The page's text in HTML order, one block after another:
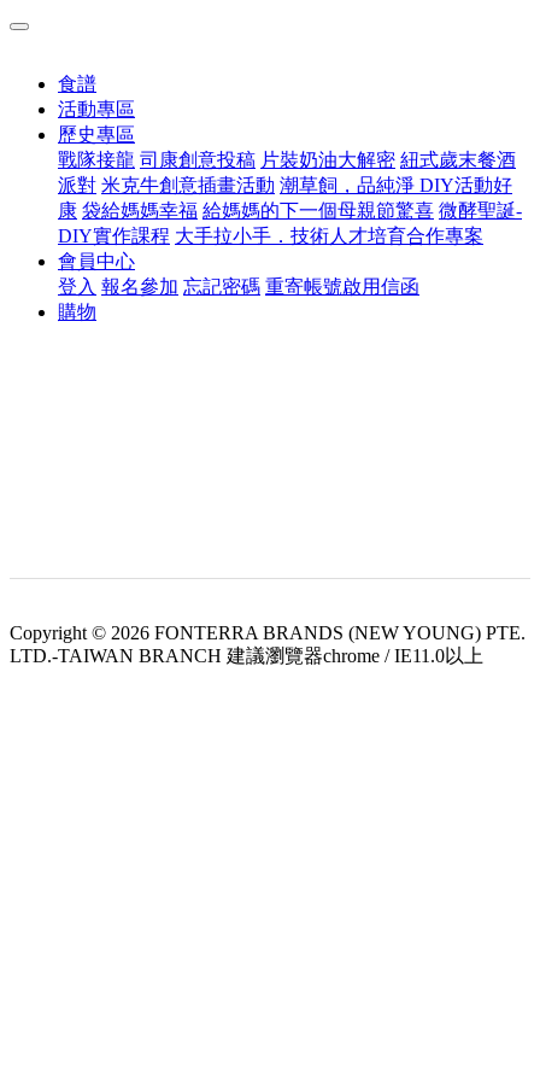
食譜
活動專區
歷史專區
戰隊接龍 司康創意投稿 片裝奶油大解密 紐式歲末餐酒
派對 米克牛創意插畫活動 潮草飼，品純淨 DIY活動好
康 袋給媽媽幸福 給媽媽的下一個母親節驚喜 微酵聖誕-
DIY實作課程 大手拉小手．技術人才培育合作專案
會員中心
登入 報名參加 忘記密碼 重寄帳號啟用信函
購物
Copyright © 2026 FONTERRA BRANDS (NEW YOUNG) PTE.
LTD.-TAIWAN BRANCH 建議瀏覽器chrome / IE11.0以上